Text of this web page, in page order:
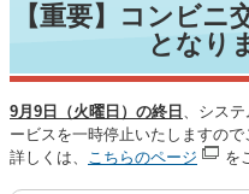
【重要】コンビニ
となり
9月9日（火曜日）の終日 、シス
ービスを一時停止いたしますので
詳しくは、 こちらのページ を